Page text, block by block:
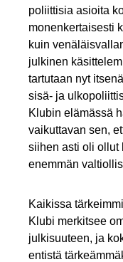
poliittisia asioita
monenkertaisesti
kuin
julkinen
tartutaan nyt
sisä- ja
Klubin elämässä
vaikuttavan sen,
siihen asti oli ollut
enemmän
Kaikissa
Klubi merkitsee
julkisuuteen, ja
entistä